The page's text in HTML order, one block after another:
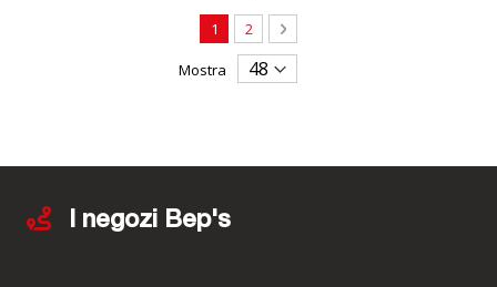
Pagina
Attualmente stai leggendo la pagina
1 Pagina
2 Pagina
Avanti
Mostra
I negozi Bep's